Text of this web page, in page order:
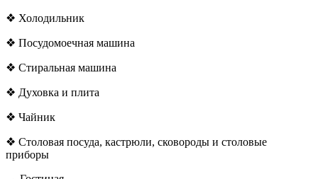
❖ Холодильник
❖ Посудомоечная машина
❖ Стиральная машина
❖ Духовка и плита
❖ Чайник
❖ Столовая посуда, кастрюли, сковороды и столовые
приборы